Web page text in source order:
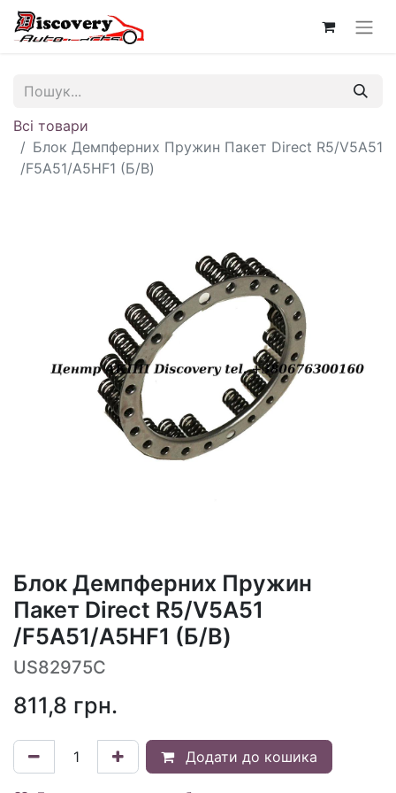
Всі товари
Блок Демпферних Пружин Пакет Direct R5/V5A51
/F5A51/A5HF1 (Б/В)
Блок Демпферних Пружин
Пакет Direct R5/V5A51
/F5A51/A5HF1 (Б/В)
US82975C
811,8 грн.
Додати до кошика